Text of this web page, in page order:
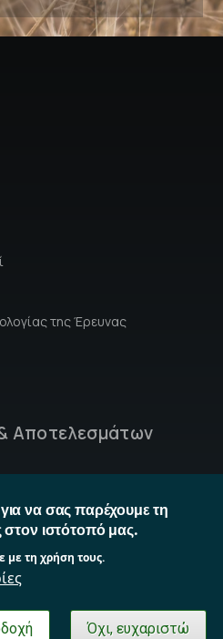
της Έρευνας
Αποτελεσμάτων
Διαχείρισης Έργων Έρευνας
να σας παρέχουμε τη
στον ιστότοπό μας.
με τη χρήση τους.
Όχι, ευχαριστώ